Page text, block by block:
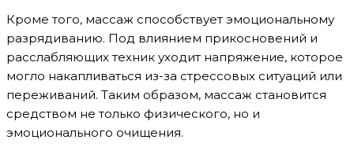
Кроме того, массаж способствует эмоциональному
разрядиванию. Под влиянием прикосновений и
расслабляющих техник уходит напряжение, которое
могло накапливаться из-за стрессовых ситуаций или
переживаний. Таким образом, массаж становится
средством не только физического, но и
эмоционального очищения.